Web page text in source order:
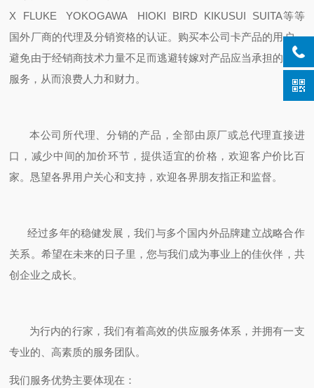
X FLUKE YOKOGAWA HIOKI BIRD KIKUSUI SUITA等等
国外厂商的代理及分销资格的认证。购买本公司卡产品的用户，
避免由于经销商技术力量不足而逃避转嫁对产品应当承担的售后
服务，从而浪费人力和财力。
本公司所代理、分销的产品，全部由原厂或总代理直接进
口，减少中间的加价环节，提供适宜的价格，欢迎客户价比百
家。恳望各界用户关心和支持，欢迎各界朋友指正和监督。
经过多年的稳健发展，我们与多个国内外品牌建立战略合作
关系。希望在未来的日子里，您与我们成为事业上的佳伙伴，共
创企业之成长。
为行内的行家，我们有着高效的供应服务体系，并拥有一支
专业的、高素质的服务团队。
我们服务优势主要体现在：